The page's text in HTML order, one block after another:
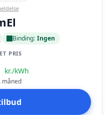
Binding: Ingen
PRIS
kr./kWh
måned